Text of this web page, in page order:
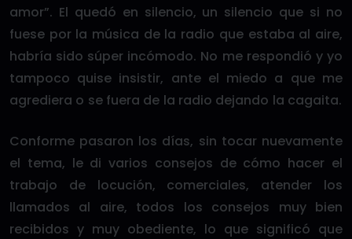
amor”. El quedó en silencio, un silencio que si no
fuese por la música de la radio que estaba al aire,
habría sido súper incómodo. No me respondió y yo
tampoco quise insistir, ante el miedo a que me
agrediera o se fuera de la radio dejando la cagaita.
Conforme pasaron los días, sin tocar nuevamente
el tema, le di varios consejos de cómo hacer el
trabajo de locución, comerciales, atender los
llamados al aire, todos los consejos muy bien
recibidos y muy obediente, lo que significó que